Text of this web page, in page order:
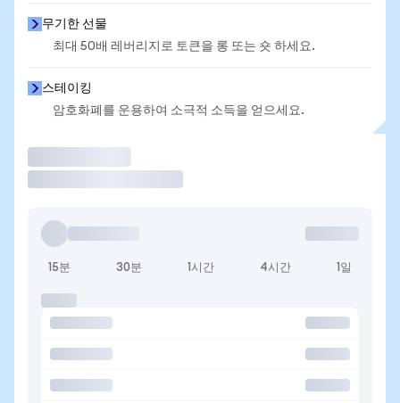
무기한 선물
최대 50배 레버리지로 토큰을 롱 또는 숏 하세요.
스테이킹
암호화폐를 운용하여 소극적 소득을 얻으세요.
15분 30분 1시간 4시간 1일